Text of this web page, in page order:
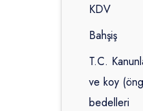
KDV
Bahşiş
T.C.
ve koy
bedelleri